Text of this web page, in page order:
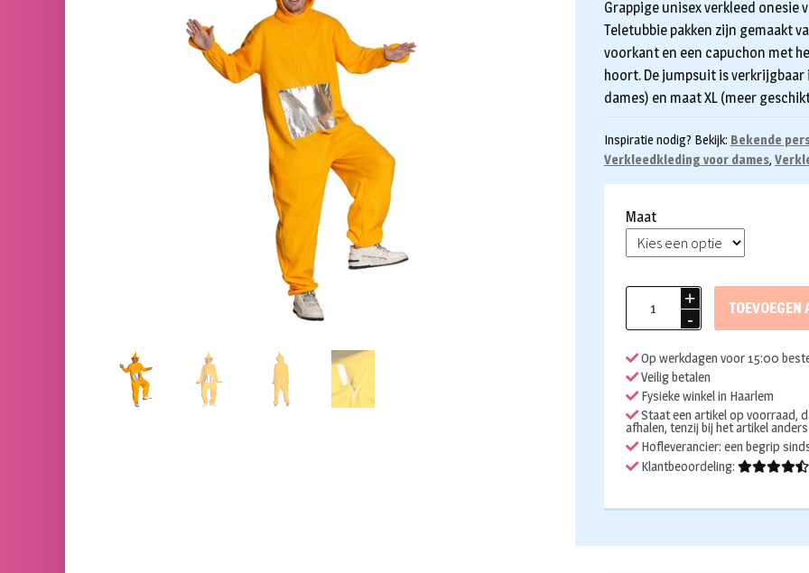
Grappige unisex verkleed onesie
Teletubbie pakken zijn gemaakt
voorkant en een capuchon met
hoort. De jumpsuit is
dames) en maat XL (meer
Inspiratie nodig? Bekijk: Bekende
Verkleedkleding voor dames,
Maat
Teletubbie
Laa
aantal
TOEVOEGEN
Op werkdagen voor 15:00
Veilig betalen
Fysieke winkel in Haarlem
Staat een artikel op voorraad,
afhalen, tenzij bij het artikel
Hofleverancier: een begrip
Klantbeoordeling: